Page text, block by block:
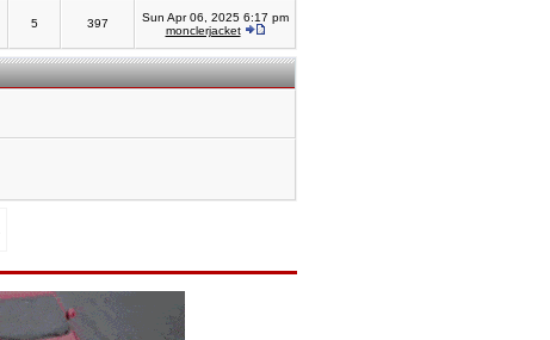
5 397
Sun Apr 06, 2025 6:17 pm
monclerjacket